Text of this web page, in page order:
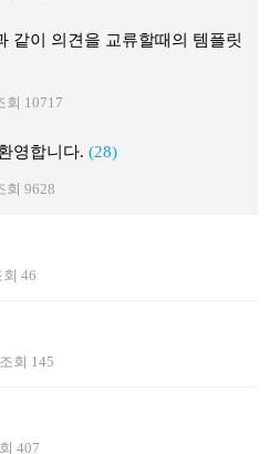
같이 의견을 교류할때의 템플릿
회 10717
영합니다. (28)
회 9628
회 46
조회 145
407